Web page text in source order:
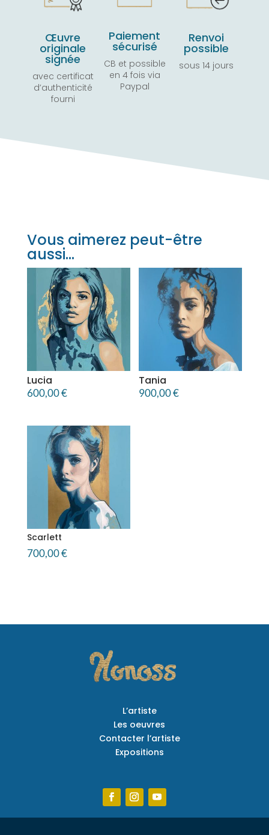
Œuvre
originale
signée
avec certificat
d’authenticité
fourni
Paiement
sécurisé
CB et possible
en 4 fois via
Paypal
Renvoi
possible
sous 14 jours
Vous aimerez peut-être
aussi…
Lucia
600,00€
Tania
900,00€
Scarlett
700,00€
L’artiste
Les oeuvres
Contacter l’artiste
Expositions